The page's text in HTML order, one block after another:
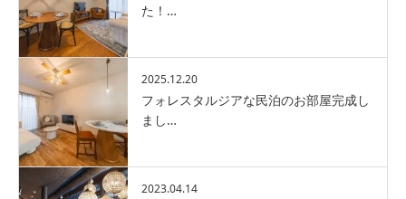
た！…
2025.12.20
フォレスタルジアな民泊のお部屋完成し
まし…
2023.04.14